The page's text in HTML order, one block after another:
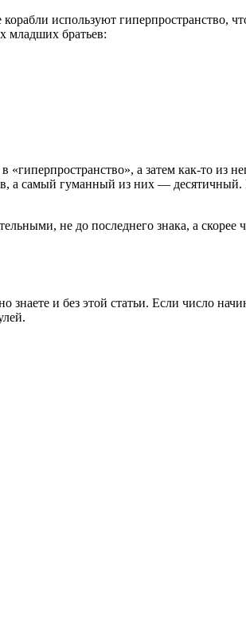
используют
младших братьев:
«гиперпространство», а затем как-то
а самый гуманный из них —
не до последнего знака, а
знаете и без этой статьи. Если число